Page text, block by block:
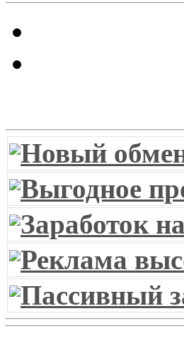
Новый
Выгодное
Заработок
Реклама
Пассивный